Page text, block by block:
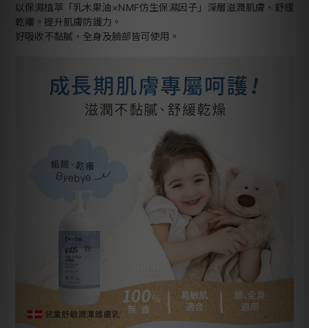
以保濕植萃「乳木果油×NMF仿生保濕因子」深層滋潤肌膚、舒緩
乾癢。提升肌膚防護力。
好吸收不黏膩，全身及臉部皆可使用。